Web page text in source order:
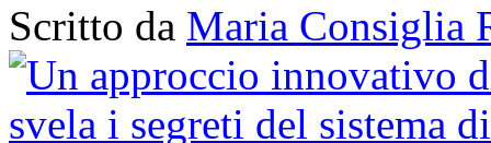
Scritto da Maria Consiglia